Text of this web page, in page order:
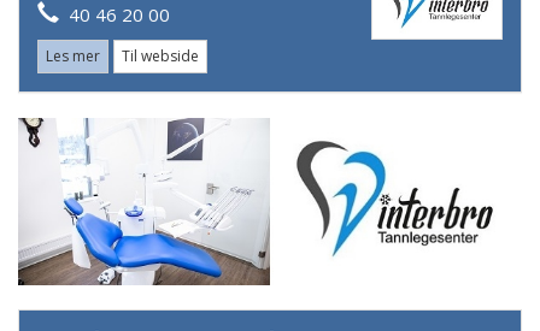
40 46 20 00
Les mer Til webside